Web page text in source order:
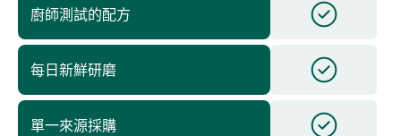
廚師測試的配方
每日新鮮研磨
單一來源採購